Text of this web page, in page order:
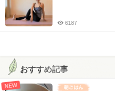
6187
おすすめ記事
NEW